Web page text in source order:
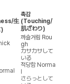
生
)
촉감
(Touching/
肌ざわり)
까슬거림 Rou
gh
カサカサして
いる
적당함 Norma
さらっとして